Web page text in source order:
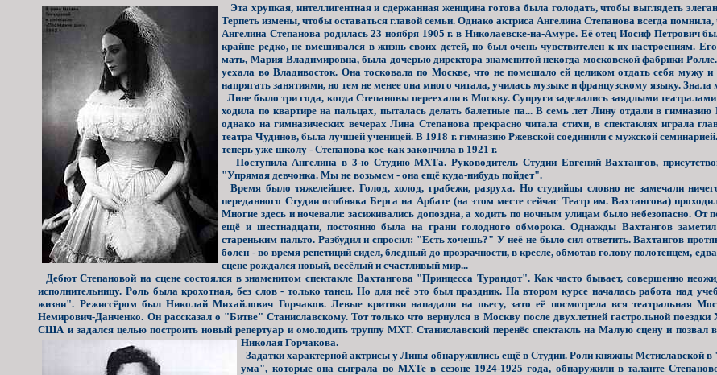
Эта хрупкая, интеллигентная и сдержанная женщина готова была голодать, чтобы выглядеть
Терпеть измены, чтобы оставаться главой семьи. Однако актриса Ангелина Степанова всегда
Ангелина Степанова родилась 23 ноября 1905 г. в Николаевске-на-Амуре. Её отец Иосиф Петрович
крайне редко, не вмешивался в жизнь своих детей, но был очень чувствителен к их настроениям.
мать, Мария Владимировна, была дочерью директора знаменитой некогда московской фабрики
уехала во Владивосток. Она тосковала по Москве, что не помешало ей целиком отдать себя мужу
напрягать занятиями, но тем не менее она много читала, училась музыке и французскому языку.
Лине было три года, когда Степановы переехали в Москву. Супруги заделались заядлыми
ходила по квартире на пальцах, пыталась делать балетные па... В семь лет Лину отдали в
однако на гимназических вечерах Лина Степанова прекрасно читала стихи, в спектаклях играла
театра Чудинов, была лучшей ученицей. В 1918 г. гимназию Ржевской соединили с мужской
теперь уже школу - Степанова кое-как закончила в 1921 г.
Поступила Ангелина в 3-ю Студию МХТа. Руководитель Студии Евгений Вахтангов,
"Упрямая девчонка. Мы не возьмем - она ещё куда-нибудь пойдет".
Время было тяжелейшее. Голод, холод, грабежи, разруха. Но студийцы словно не замечали
переданного Студии особняка Берга на Арбате (на этом месте сейчас Театр им. Вахтангова)
Многие здесь и ночевали: засиживались допоздна, а ходить по ночным улицам было небезопасно. От
ещё и шестнадцати, постоянно была на грани голодного обморока. Однажды Вахтангов
стареньким пальто. Разбудил и спросил: "Есть хочешь?" У неё не было сил ответить. Вахтангов
болен - во время репетиций сидел, бледный до прозрачности, в кресле, обмотав голову полотенцем,
сцене рождался новый, весёлый и счастливый мир...
Дебют Степановой на сцене состоялся в знаменитом спектакле Вахтангова "Принцесса Турандот". Как часто бывает, совершенно
исполнительницу. Роль была крохотная, без слов - только танец. Но для неё это был праздник. На втором курсе началась работа над
жизни". Режиссёром был Николай Михайлович Горчаков. Левые критики нападали на пьесу, зато её посмотрела вся театральная
Немирович-Данченко. Он рассказал о "Битве" Станиславскому. Тот только что вернулся в Москву после двухлетней гастрольной поездки
США и задался целью построить новый репертуар и омолодить труппу МХТ. Станиславский перенёс спектакль на Малую сцену и позвал
Николая Горчакова.
Задатки характерной актрисы у Лины обнаружились ещё в Студии. Роли княжны Мстиславской
ума", которые она сыграла во МХТе в сезоне 1924-1925 года, обнаружили в таланте